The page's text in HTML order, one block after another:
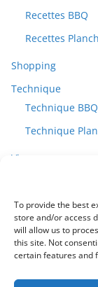
To provide the best
store and/or access
will allow us to
this site. Not
certain features and
Recettes BBQ
Recettes
Shopping
Technique
Technique BBQ
Technique
Vins